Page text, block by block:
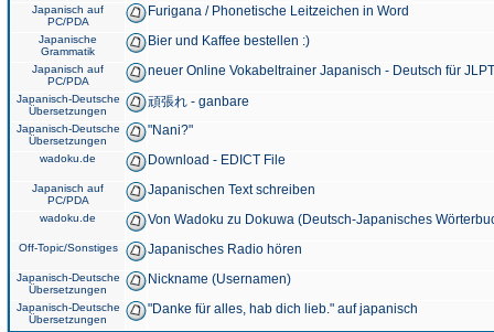
Japanisch auf
PC/PDA
Furigana / Phonetische Leitzeichen in Word
Japanische
Grammatik
Bier und Kaffee bestellen :)
Japanisch auf
PC/PDA
neuer Online Vokabeltrainer Japanisch - Deutsch für
Japanisch-Deutsche
Übersetzungen
頑張れ - ganbare
Japanisch-Deutsche
Übersetzungen
"Nani?"
wadoku.de Download - EDICT File
Japanisch auf
PC/PDA
Japanischen Text schreiben
wadoku.de Von Wadoku zu Dokuwa (Deutsch-Japanisches
Off-Topic/Sonstiges Japanisches Radio hören
Japanisch-Deutsche
Übersetzungen
Nickname (Usernamen)
Japanisch-Deutsche
Übersetzungen
"Danke für alles, hab dich lieb." auf japanisch